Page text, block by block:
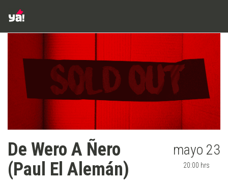
De Wero A Ñero
(Paul El Alemán)
mayo 23
20:00 hrs